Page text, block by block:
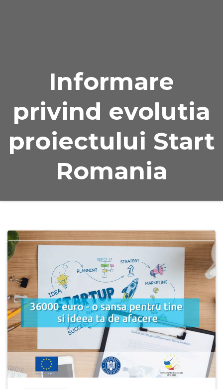
Informare
privind evolutia
proiectului Start
Romania